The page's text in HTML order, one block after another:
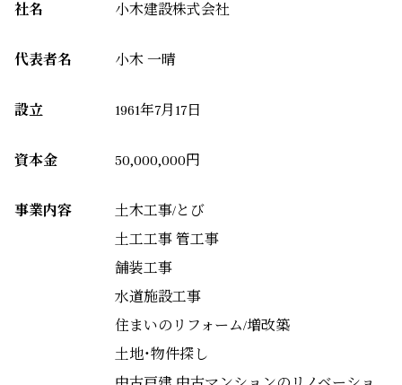
社名 小木建設株式会社
代表者名 小木 一晴
設立 1961年7月17日
資本金 50,000,000円
事業内容
土木工事/とび
土工工事 管工事
舗装工事
水道施設工事
住まいのリフォーム/増改築
土地・物件探し